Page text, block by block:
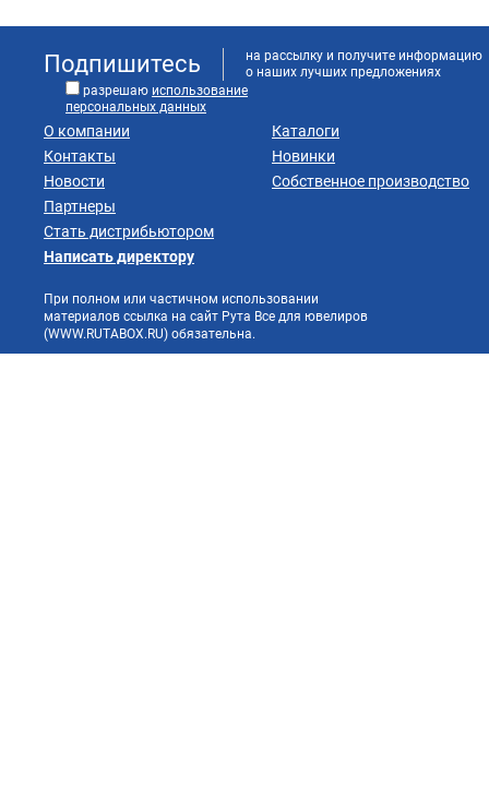
Подпишитесь
на рассылку и получите информацию
о наших лучших предложениях
разрешаю использование
персональных данных
О компании
Контакты
Новости
Партнеры
Стать дистрибьютором
Каталоги
Новинки
Собственное производство
Написать директору
При полном или частичном использовании
материалов ссылка на сайт Рута Все для ювелиров
(WWW.RUTABOX.RU) обязательна.